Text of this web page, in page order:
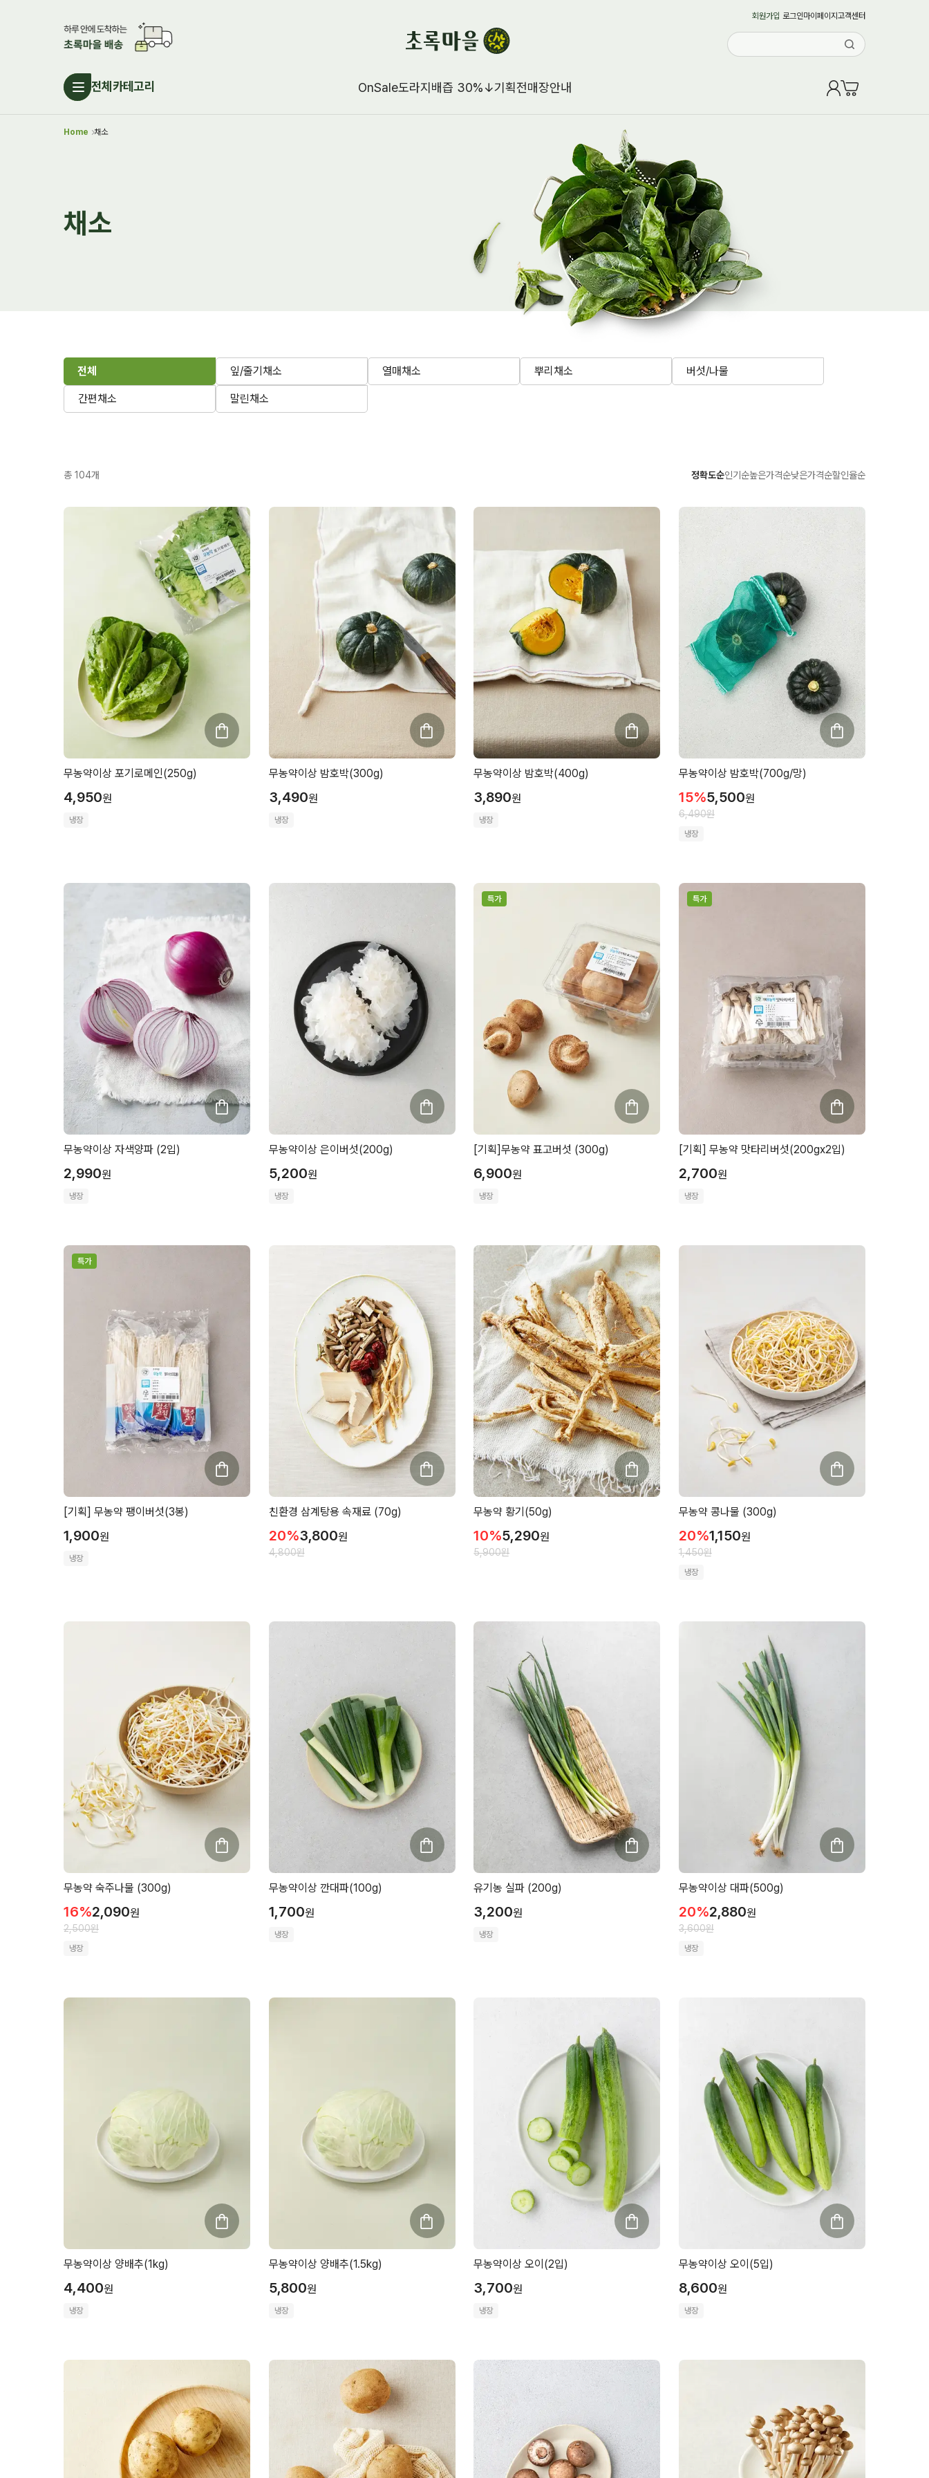
회원가입 로그인마이페이지 고객센터
전체카테고리 OnSale도라지배즙 30%↓기획전매장안내
Home 채소
채소
전체 잎/줄기채소 열매채소 뿌리채소 버섯/나물
간편채소 말린채소
총 104개 정확도순인기순높은가격순낮은가격순할인율순
무농약이상 포기로메인(250g)
4,950원
냉장
무농약이상 밤호박(300g)
3,490원
냉장
무농약이상 밤호박(400g)
3,890원
냉장
무농약이상 밤호박(700g/망)
15%5,500원
6,490원
냉장
무농약이상 자색양파 (2입)
2,990원
냉장
무농약이상 은이버섯(200g)
5,200원
냉장
특가
[기획]무농약 표고버섯 (300g)
6,900원
냉장
특가
[기획] 무농약 맛타리버섯(200gx2입)
2,700원
냉장
특가
[기획] 무농약 팽이버섯(3봉)
1,900원
냉장
친환경 삼계탕용 속재료 (70g)
20%3,800원
4,800원
무농약 황기(50g)
10%5,290원
5,900원
무농약 콩나물 (300g)
20%1,150원
1,450원
냉장
무농약 숙주나물 (300g)
16%2,090원
2,500원
냉장
무농약이상 깐대파(100g)
1,700원
냉장
유기농 실파 (200g)
3,200원
냉장
무농약이상 대파(500g)
20%2,880원
3,600원
냉장
무농약이상 양배추(1kg)
4,400원
냉장
무농약이상 양배추(1.5kg)
5,800원
냉장
무농약이상 오이(2입)
3,700원
냉장
무농약이상 오이(5입)
8,600원
냉장